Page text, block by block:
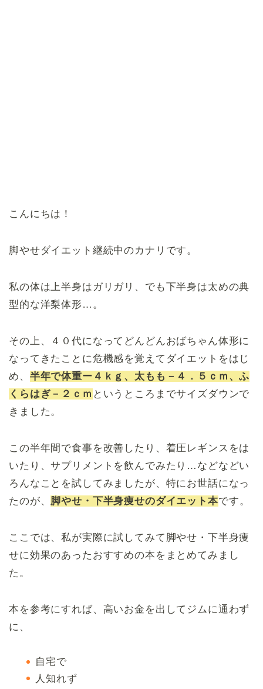
こんにちは！
脚やせダイエット継続中のカナリです。
私の体は上半身はガリガリ、でも下半身は太めの典
型的な洋梨体形…。
その上、４０代になってどんどんおばちゃん体形に
なってきたことに危機感を覚えてダイエットをはじ
め、 半年で体重ー４ｋｇ、太もも－４．５ｃｍ、ふ
くらはぎ－２ｃｍ というところまでサイズダウンで
きました。
この半年間で食事を改善したり、着圧レギンスをは
いたり、サプリメントを飲んでみたり…などなどい
ろんなことを試してみましたが、特にお世話になっ
たのが、 脚やせ・下半身痩せのダイエット本です。
ここでは、私が実際に試してみて脚やせ・下半身痩
せに効果のあったおすすめの本をまとめてみまし
た。
本を参考にすれば、高いお金を出してジムに通わず
に、
自宅で
人知れず